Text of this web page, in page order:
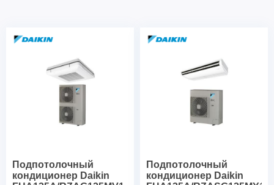
Подпотолочный
кондиционер Daikin
Подпотолочный
кондиционер Daikin